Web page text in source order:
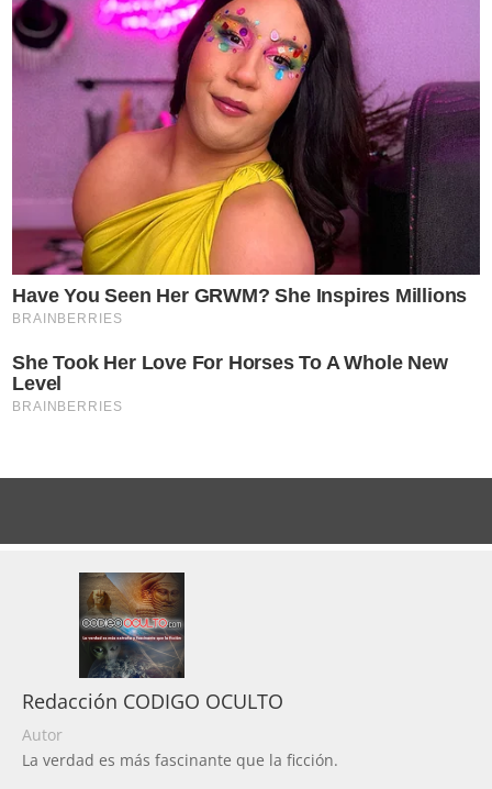
Redacción CODIGO OCULTO
Autor
La verdad es más fascinante que la ficción.